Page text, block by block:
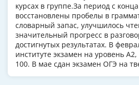
курсах в группе.За период с
восстановлены пробелы в
словарный запас, улучшилось
значительный прогресс в
достигнутых результатах. В
институте экзамен на уровень
100. В мае сдан экзамен ОГЭ на